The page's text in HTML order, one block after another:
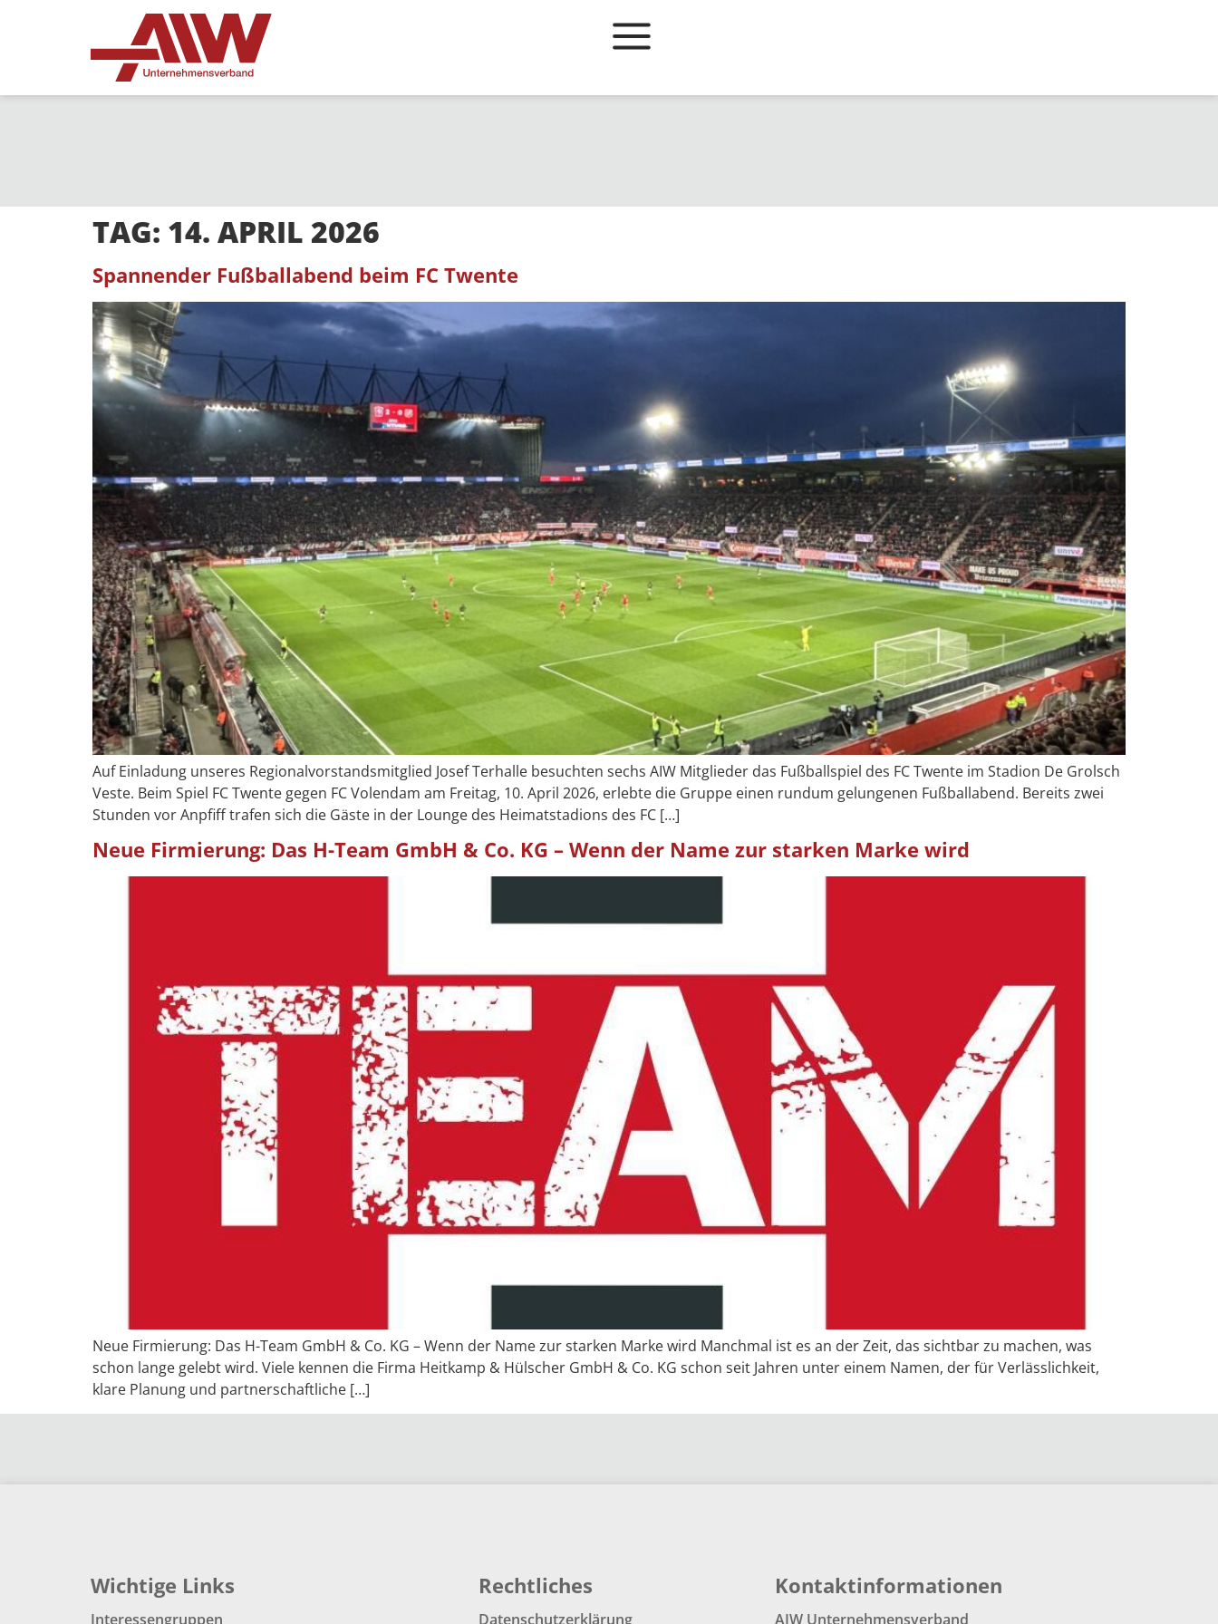
TAG: 14. APRIL 2026
Spannender Fußballabend beim FC Twente
Auf Einladung unseres Regionalvorstandsmitglied Josef Terhalle besuchten sechs AIW Mitglieder das Fußballspiel des FC Twente im Stadion De Grolsch
Veste. Beim Spiel FC Twente gegen FC Volendam am Freitag, 10. April 2026, erlebte die Gruppe einen rundum gelungenen Fußballabend. Bereits zwei
Stunden vor Anpfiff trafen sich die Gäste in der Lounge des Heimatstadions des FC […]
Neue Firmierung: Das H-Team GmbH & Co. KG – Wenn der Name zur starken Marke wird
Neue Firmierung: Das H-Team GmbH & Co. KG – Wenn der Name zur starken Marke wird Manchmal ist es an der Zeit, das sichtbar zu machen, was
schon lange gelebt wird. Viele kennen die Firma Heitkamp & Hülscher GmbH & Co. KG schon seit Jahren unter einem Namen, der für Verlässlichkeit,
klare Planung und partnerschaftliche […]
Wichtige Links
Interessengruppen
Rechtliches
Datenschutzerklärung
Kontaktinformationen
AIW Unternehmensverband